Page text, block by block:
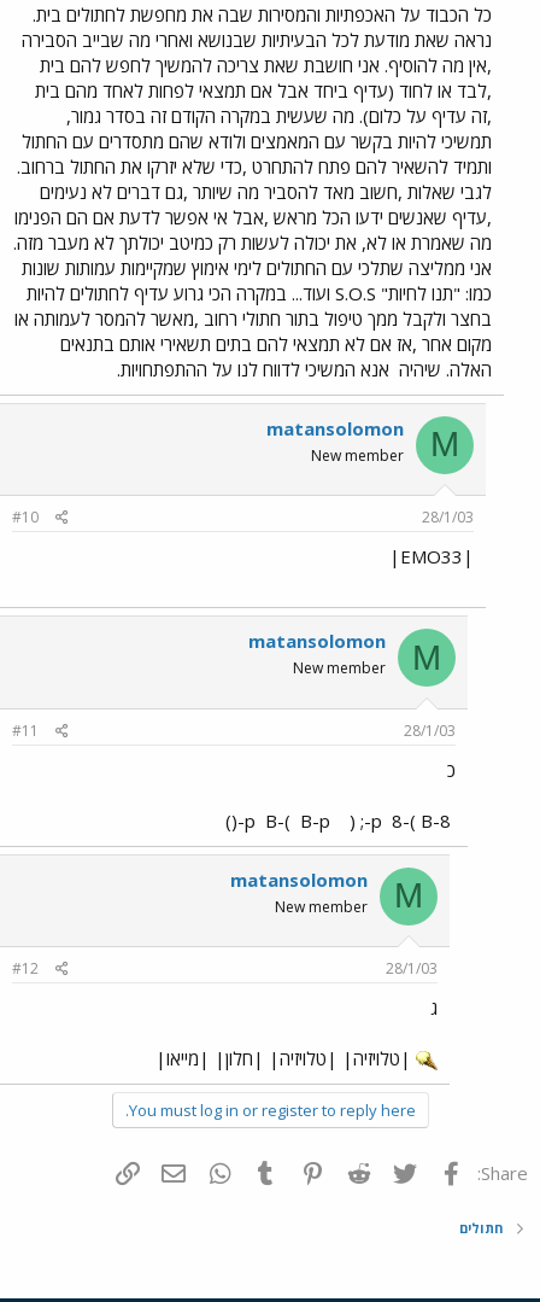
כל הכבוד על האכפתיות והמסירות שבה את מחפשת לחתולים בית.
נראה שאת מודעת לכל הבעיתיות שבנושא ואחרי מה שבייב הסבירה
,אין מה להוסיף. אני חושבת שאת צריכה להמשיך לחפש להם בית
,לבד או לחוד (עדיף ביחד אבל אם תמצאי לפחות לאחד מהם בית
,זה עדיף על כלום). מה שעשית במקרה הקודם זה בסדר גמור,
תמשיכי להיות בקשר עם המאמצים ולודא שהם מתסדרים עם החתול
ותמיד להשאיר להם פתח להתחרט ,כדי שלא יזרקו את החתול ברחוב.
לגבי שאלות ,חשוב מאד להסביר מה שיותר ,גם דברים לא נעימים
,עדיף שאנשים ידעו הכל מראש ,אבל אי אפשר לדעת אם הם הפנימו
מה שאמרת או לא, את יכולה לעשות רק כמיטב יכולתך לא מעבר מזה.
אני ממליצה שתלכי עם החתולים לימי אימוץ שמקיימות עמותות שונות
כמו: "תנו לחיות" S.O.S ועוד... במקרה הכי גרוע עדיף לחתולים להיות
בחצר ולקבל ממך טיפול בתור חתולי רחוב ,מאשר להמסר לעמותה או
מקום אחר ,אז אם לא תמצאי להם בתים תשאירי אותם בתנאים
האלה. שיהיה אנא המשיכי לדווח לנו על ההתפתחויות.
M
matansolomon
New member
28/1/03
#10
|EMO33|
M
matansolomon
New member
28/1/03
#11
כ
B-( B-p ) ;-p 8-( B-()
M
matansolomon
New member
28/1/03
#12
ג
|טלויזיה| |טלויזיה| |חלון| |מייאו|
You must log in or register to reply here.
Share: פייסבוק Twitter
Reddit
Pinterest
Tumblr
WhatsAppדואר אלקטרוני
חתולים